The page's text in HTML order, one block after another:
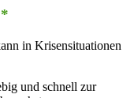
in Krisensituationen
und schnell zur